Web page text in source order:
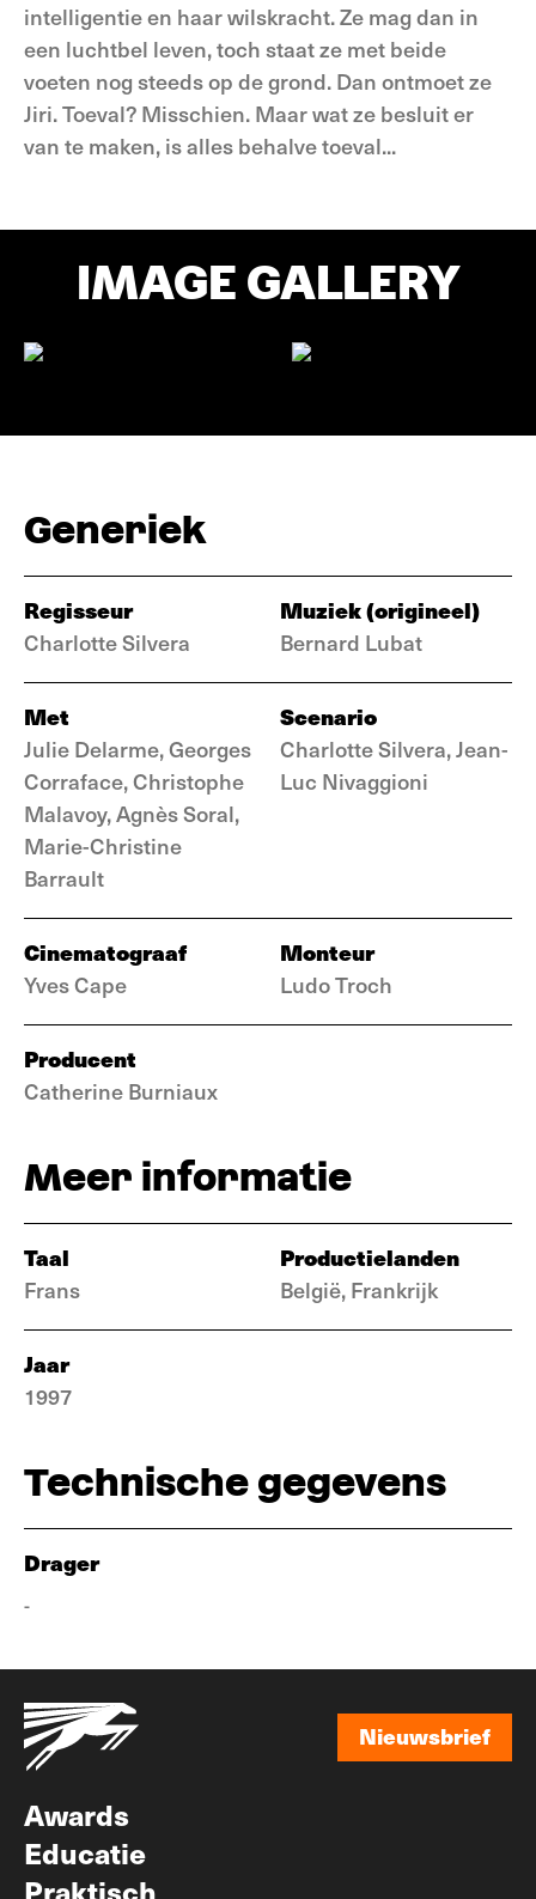
intelligentie en haar wilskracht. Ze mag dan in
een luchtbel leven, toch staat ze met beide
voeten nog steeds op de grond. Dan ontmoet ze
Jiri. Toeval? Misschien. Maar wat ze besluit er
van te maken, is alles behalve toeval...
IMAGE GALLERY
Generiek
Regisseur
Charlotte Silvera
Muziek (origineel)
Bernard Lubat
Met
Julie Delarme, Georges
Corraface, Christophe
Malavoy, Agnès Soral,
Marie-Christine
Barrault
Scenario
Charlotte Silvera, Jean-
Luc Nivaggioni
Cinematograaf
Yves Cape
Monteur
Ludo Troch
Producent
Catherine Burniaux
Meer informatie
Taal
Frans
Productielanden
België, Frankrijk
Jaar
1997
Technische gegevens
Drager
-
Nieuwsbrief
Awards
Educatie
Praktisch